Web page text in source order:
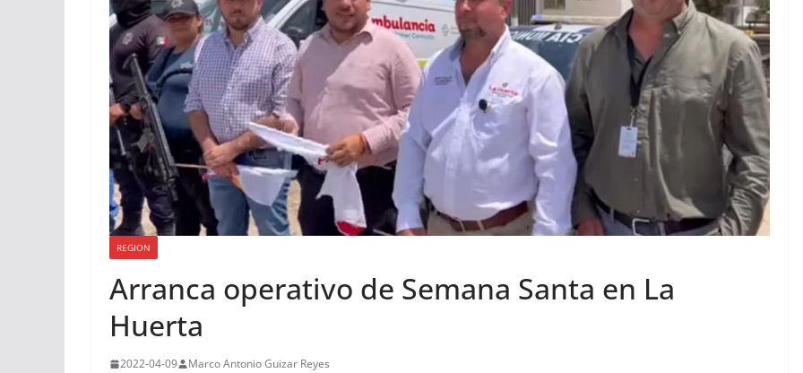
REGION
Arranca operativo de Semana Santa en La
Huerta
2022-04-09 Marco Antonio Guizar Reyes